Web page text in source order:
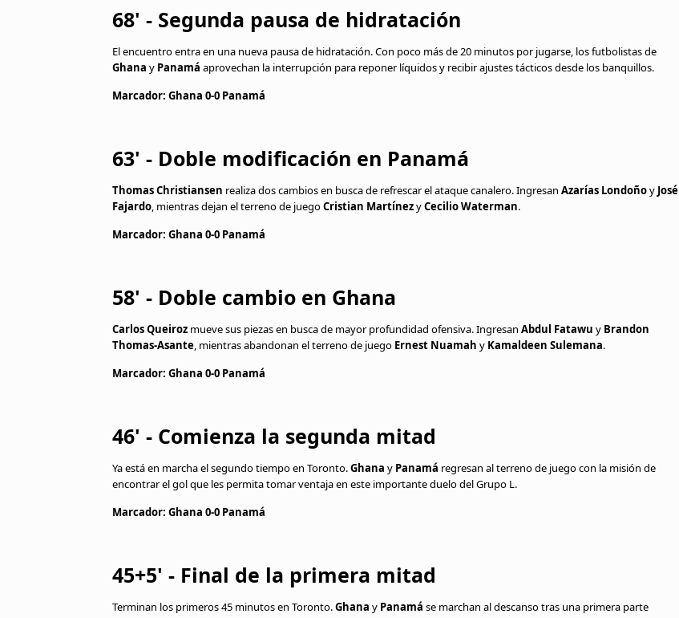
68' - Segunda pausa de hidratación
El encuentro entra en una nueva pausa de hidratación. Con poco más de 20 minutos por jugarse, los futbolistas de
Ghana y Panamá aprovechan la interrupción para reponer líquidos y recibir ajustes tácticos desde los banquillos.
Marcador: Ghana 0-0 Panamá
63' - Doble modificación en Panamá
Thomas Christiansen realiza dos cambios en busca de refrescar el ataque canalero. Ingresan Azarías Londoñoy José
Fajardo, mientras dejan el terreno de juegoCristian MartínezyCecilio Waterman.
Marcador: Ghana 0-0 Panamá
58' - Doble cambio en Ghana
Carlos Queiroz mueve sus piezas en busca de mayor profundidad ofensiva. Ingresan Abdul Fatawu y Brandon
Thomas-Asante, mientras abandonan el terreno de juego Ernest Nuamah y Kamaldeen Sulemana.
Marcador: Ghana 0-0 Panamá
46' - Comienza la segunda mitad
Ya está en marcha el segundo tiempo en Toronto.Ghana y Panamá regresan al terreno de juego con la misión de
encontrar el gol que les permita tomar ventaja en este importante duelo del Grupo L.
Marcador: Ghana 0-0 Panamá
45+5' - Final de la primera mitad
Terminan los primeros 45 minutos en Toronto.Ghana y Panamá se marchan al descanso tras una primera parte